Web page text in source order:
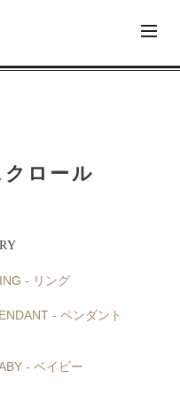
ロール
- リング
- ペンダント
- ベイビー